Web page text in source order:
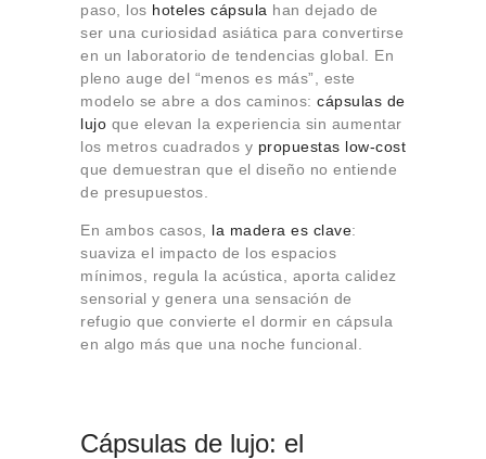
Sobre Connections
by Finsa
Contacto
paso, los hoteles cápsula han dejado de
ser una curiosidad asiática para convertirse
en un laboratorio de tendencias global. En
pleno auge del “menos es más”, este
modelo se abre a dos caminos: cápsulas de
lujo que elevan la experiencia sin aumentar
los metros cuadrados y propuestas low-cost
que demuestran que el diseño no entiende
de presupuestos.
En ambos casos, la madera es clave:
suaviza el impacto de los espacios
mínimos, regula la acústica, aporta calidez
sensorial y genera una sensación de
refugio que convierte el dormir en cápsula
en algo más que una noche funcional.
Cápsulas de lujo: el